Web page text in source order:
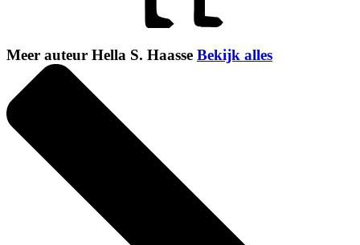
Meer auteur Hella S. Haasse Bekijk alles